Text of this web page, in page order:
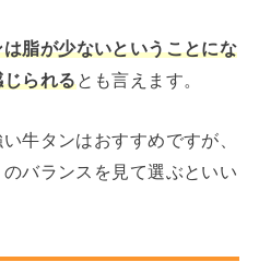
脂が少ないということにな
られる とも言えます。
牛タンはおすすめですが、
バランスを見て選ぶといい